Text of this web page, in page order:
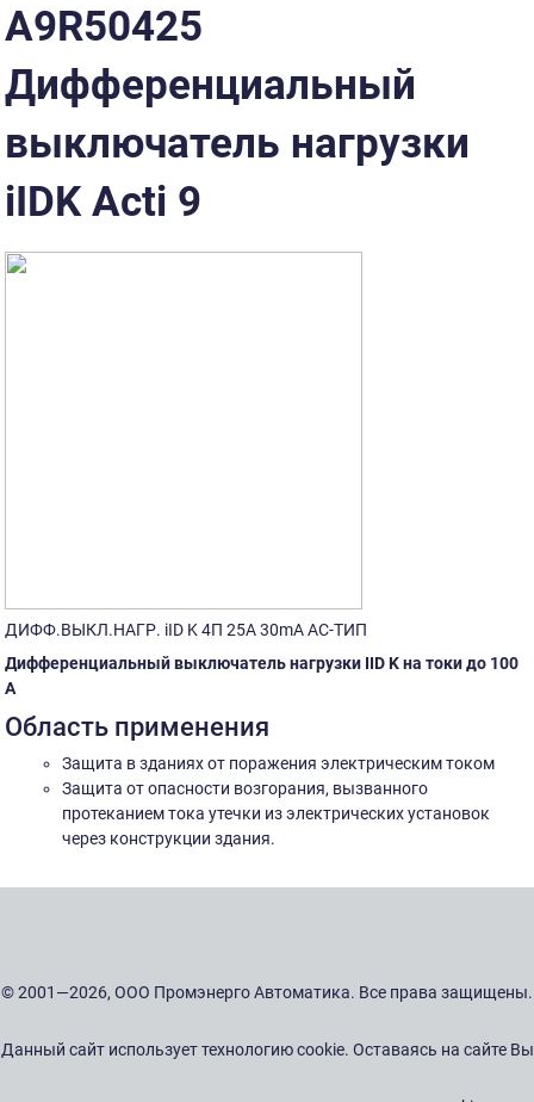
A9R50425
Дифференциальный
выключатель нагрузки
iIDK Acti 9
ДИФФ.ВЫКЛ.НАГР. iID K 4П 25A 30mA AC-ТИП
Дифференциальный выключатель нагрузки IID K на токи до 100
А
Область применения
Защита в зданиях от поражения электрическим током
Защита от опасности возгорания, вызванного
протеканием тока утечки из электрических установок
через конструкции здания.
© 2001—2026, ООО Промэнерго Автоматика. Все права защищены.
Данный сайт использует технологию cookie. Оставаясь на сайте Вы